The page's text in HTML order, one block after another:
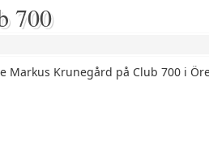
700
Markus Krunegård på Club 700 i